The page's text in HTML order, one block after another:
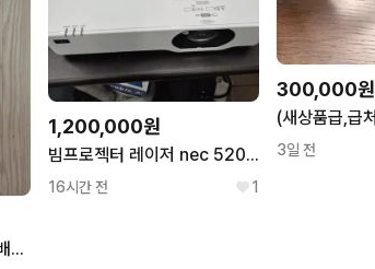
메타퀘스트3 충전독 충전 배터리 포함 충전기 박스셋
1,200,000원
빔프로젝터 레이저 nec 5200안시 wuxga
16시간 전 1
300,000원
3일 전